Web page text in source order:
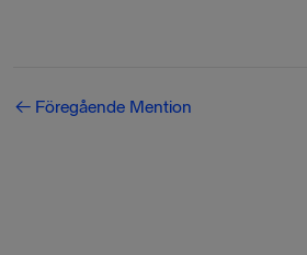
Inläggsnavigering
← Föregående Mention